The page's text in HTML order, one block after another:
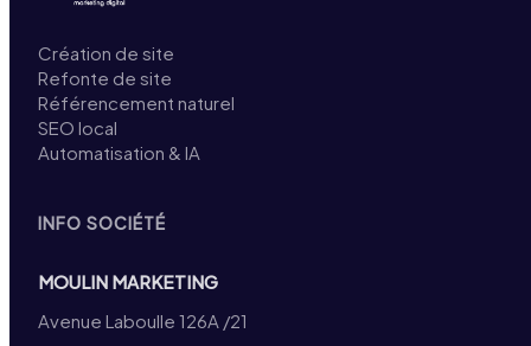
Création de site
Refonte de site
Référencement naturel
SEO local
Automatisation & IA
INFO SOCIÉTÉ
MOULIN MARKETING
Avenue Laboulle 126A /21